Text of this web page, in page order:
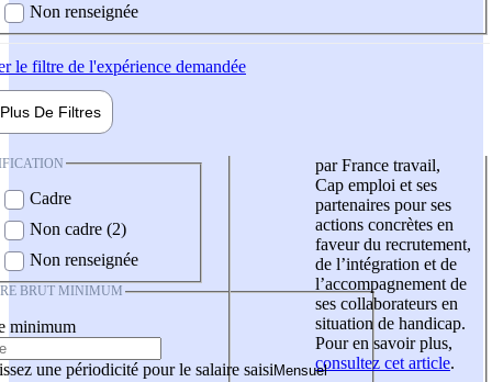
Non renseignée
le filtre de l'expérience demandée
Plus De Filtres
Cadre
Non cadre (2)
Non renseignée
BRUT MINIMUM
minimum
une périodicité pour le salaire saisi
par France travail,
Cap emploi et ses
partenaires pour ses
actions concrètes en
faveur du recrutement,
de l’intégration et de
l’accompagnement de
ses collaborateurs en
situation de handicap.
Pour en savoir plus,
consultez cet article.